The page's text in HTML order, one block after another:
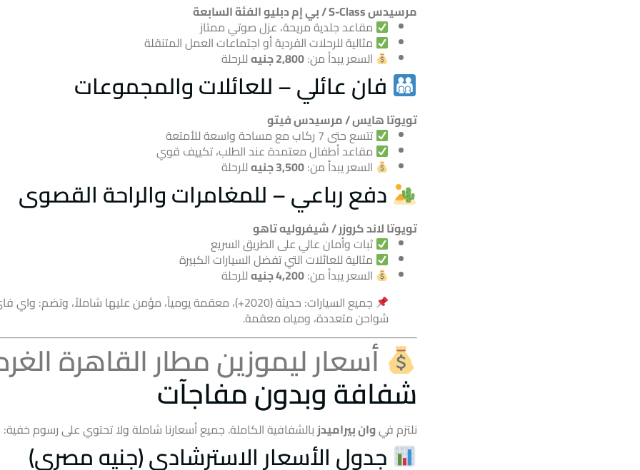
مرسيدس S-Class / بي إم دبليو الفئة السابعة
مقاعد جلدية مريحة، عزل صوتي ممتاز
مثالية للرحلات الفردية أو اجتماعات العمل المتنقلة
السعر يبدأ من:2,800 جنيه للرحلة
فان عائلي – للعائلات والمجموعات
تويوتا هايس / مرسيدس فيتو
تتسع حتى 7 ركاب مع مساحة واسعة للأمتعة
مقاعد أطفال معتمدة عند الطلب، تكييف قوي
السعر يبدأ من:3,500 جنيه للرحلة
دفع رباعي – للمغامرات والراحة القصوى
تويوتا لاند كروزر / شيفروليه تاهو
ثبات وأمان عالي على الطريق السريع
مثالية للعائلات التي تفضل السيارات الكبيرة
السعر يبدأ من:4,200 جنيه
للرحلة
جميع السيارات: حديثة (2020+)، معقمة يومياً، مؤمن عليها شاملاً، وتضم:
شواحن متعددة، ومياه معقمة.
أسعار ليموزين مطار القاهرة
شفافة وبدون مفاجآت
نلتزم فيوان بيراميدزبالشفافية الكاملة. جميع أسعارنا شاملة ولا تحتوي على رسوم خفية:
جدول الأسعار الاسترشادي (جنيه مصري)